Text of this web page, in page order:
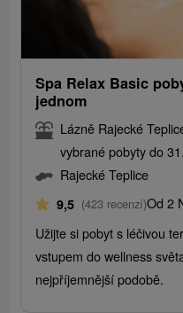
Spa Relax Basic
jednom
Lázně Rajecké
vybrané pobyty do
Rajecké Teplice
9,5 (423 recenzí)Od 2
Užijte si pobyt s léčivou
vstupem do wellness
nejpříjemnější podobě.